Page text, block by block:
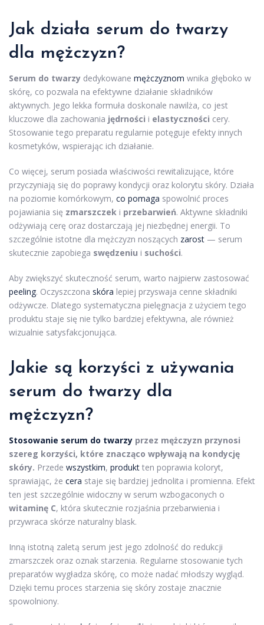
Jak działa serum do twarzy
dla mężczyzn?
Serum do twarzy dedykowane mężczyznom wnika głęboko w
skórę, co pozwala na efektywne działanie składników
aktywnych. Jego lekka formuła doskonale nawilża, co jest
kluczowe dla zachowania jędrności i elastyczności cery.
Stosowanie tego preparatu regularnie potęguje efekty innych
kosmetyków, wspierając ich działanie.
Co więcej, serum posiada właściwości rewitalizujące, które
przyczyniają się do poprawy kondycji oraz kolorytu skóry. Działa
na poziomie komórkowym, co pomaga spowolnić proces
pojawiania się zmarszczek i przebarwień. Aktywne składniki
odżywiają cerę oraz dostarczają jej niezbędnej energii. To
szczególnie istotne dla mężczyzn noszących zarost — serum
skutecznie zapobiega swędzeniu i suchości.
Aby zwiększyć skuteczność serum, warto najpierw zastosować
peeling. Oczyszczona skóra lepiej przyswaja cenne składniki
odżywcze. Dlatego systematyczna pielęgnacja z użyciem tego
produktu staje się nie tylko bardziej efektywna, ale również
wizualnie satysfakcjonująca.
Jakie są korzyści z używania
serum do twarzy dla
mężczyzn?
Stosowanie serum do twarzy przez mężczyzn przynosi
szereg korzyści, które znacząco wpływają na kondycję
skóry. Przede wszystkim, produkt ten poprawia koloryt,
sprawiając, że cera staje się bardziej jednolita i promienna. Efekt
ten jest szczególnie widoczny w serum wzbogaconych o
witaminę C, która skutecznie rozjaśnia przebarwienia i
przywraca skórze naturalny blask.
Inną istotną zaletą serum jest jego zdolność do redukcji
zmarszczek oraz oznak starzenia. Regularne stosowanie tych
preparatów wygładza skórę, co może nadać młodszy wygląd.
Dzięki temu proces starzenia się skóry zostaje znacznie
spowolniony.